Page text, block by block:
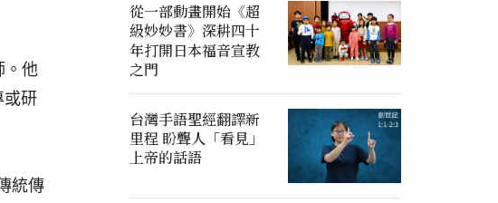
。他
或研
統傳
從一部動畫開始《超
級妙妙書》深耕四十
年打開日本福音宣教
之門
台灣手語聖經翻譯新
里程 盼聾人「看見」
上帝的話語